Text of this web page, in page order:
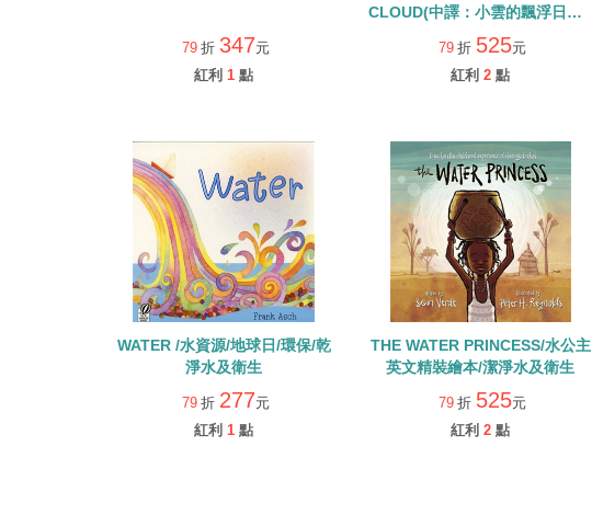
79 折 347元
紅利 1 點
CLOUD(中譯：小雲的飄浮日記)/
精裝繪本/保育海洋資源/乾淨水及
衛生
79 折 525元
紅利 2 點
WATER /水資源/地球日/環保/乾
淨水及衛生
79 折 277元
紅利 1 點
THE WATER PRINCESS/水公主
英文精裝繪本/潔淨水及衛生
79 折 525元
紅利 2 點